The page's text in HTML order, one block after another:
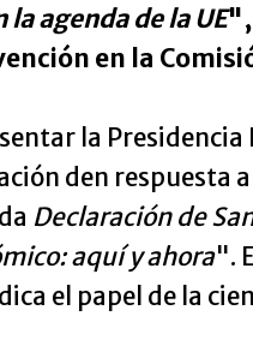
la agenda de la UE",
en la
la Presidencia
den respuesta
Declaración de
aquí y ahora".
el papel de la